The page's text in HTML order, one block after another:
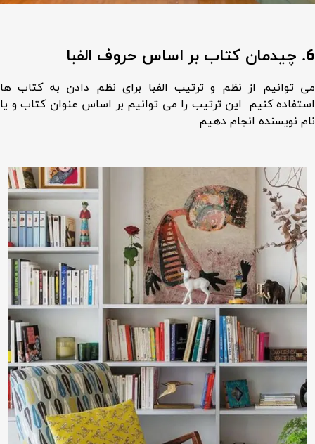
6. چیدمان کتاب بر اساس حروف الفبا
می توانیم از نظم و ترتیب الفبا برای نظم دادن به کتاب ها
استفاده کنیم. این ترتیب را می توانیم بر اساس عنوان کتاب و یا
نام نویسنده انجام دهیم.